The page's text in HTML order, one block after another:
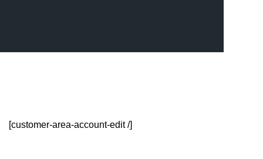
[customer-area-account-edit /]